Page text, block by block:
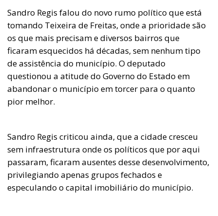
Sandro Regis falou do novo rumo político que está
tomando Teixeira de Freitas, onde a prioridade são
os que mais precisam e diversos bairros que
ficaram esquecidos há décadas, sem nenhum tipo
de assistência do município. O deputado
questionou a atitude do Governo do Estado em
abandonar o município em torcer para o quanto
pior melhor.
Sandro Regis criticou ainda, que a cidade cresceu
sem infraestrutura onde os políticos que por aqui
passaram, ficaram ausentes desse desenvolvimento,
privilegiando apenas grupos fechados e
especulando o capital imobiliário do município.